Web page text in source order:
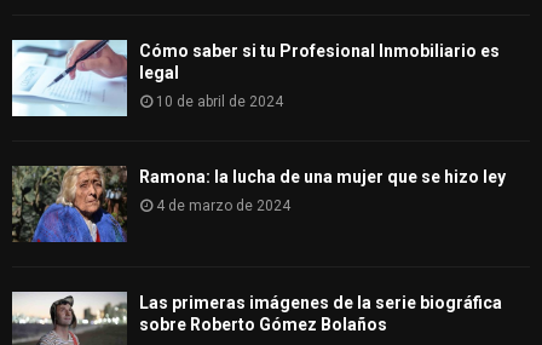
Cómo saber si tu Profesional Inmobiliario es
legal
10 de abril de 2024
Ramona: la lucha de una mujer que se hizo ley
4 de marzo de 2024
Las primeras imágenes de la serie biográfica
sobre Roberto Gómez Bolaños